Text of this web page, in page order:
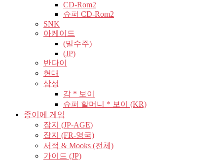
CD-Rom2
슈퍼 CD-Rom2
SNK
아케이드
(밀수주)
(JP)
반다이
현대
삼성
감 * 보이
슈퍼 할머니 * 보이 (KR)
종이에 게임
잡지 (JP-AGE)
잡지 (FR-영국)
서적 & Mooks (전체)
가이드 (JP)